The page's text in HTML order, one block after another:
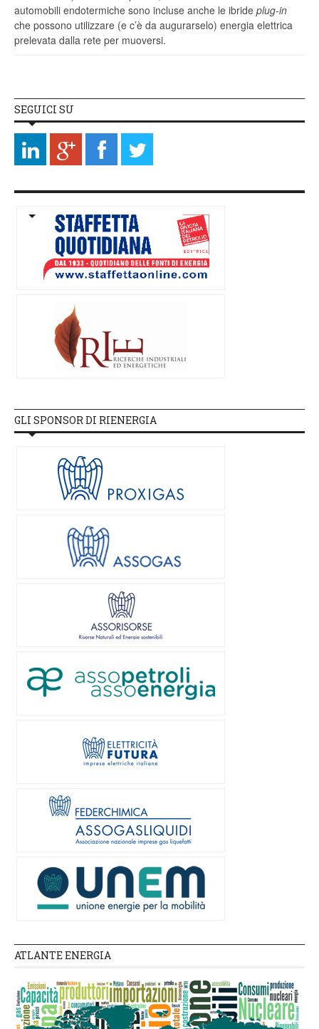
automobili endotermiche sono incluse anche le ibride plug-in
che possono utilizzare (e c’è da augurarselo) energia elettrica
prelevata dalla rete per muoversi.
SEGUICI SU
GLI SPONSOR DI RIENERGIA
ATLANTE ENERGIA